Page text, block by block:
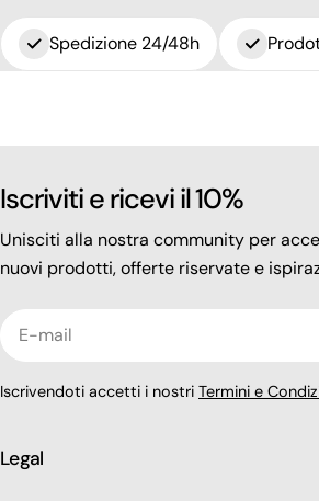
Spedizione 24/48h
Iscriviti e ricevi il 10%
Unisciti alla nostra community per
nuovi prodotti, offerte riservate e
Iscrivendoti accetti i nostri Termini e
Legal